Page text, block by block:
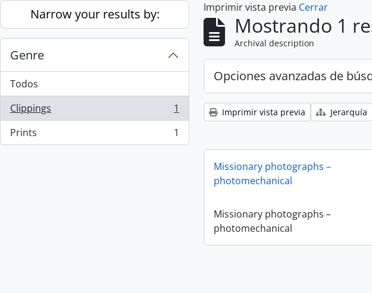
Skip to main content
Narrow your results by:
Genre
Todos
Clippings
, 1 resultados
1
Prints
, 1 resultados 1
Imprimir vista previa Cerrar
Mostrando 1
Archival description
Opciones avanzadas de
Imprimir vista previa Jerarquía
Missionary photographs –
photomechanical
Missionary photographs –
photomechanical